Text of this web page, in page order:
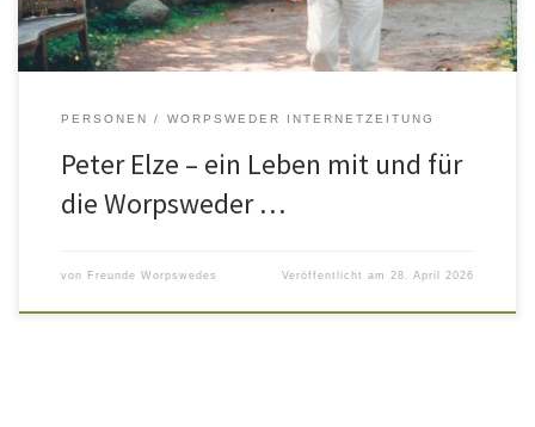
PERSONEN WORPSWEDER INTERNETZEITUNG
Peter Elze – ein Leben mit und für
die Worpsweder …
von Freunde Worpswedes Veröffentlicht am 28. April 2026